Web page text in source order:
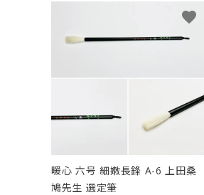
暖心 六号 細嫩長鋒 A-6 上田桑
鳩先生 選定筆
favorite